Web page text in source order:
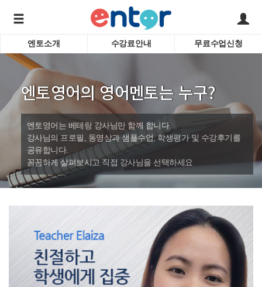
학습도우미 G1
바로가기
서비스안내
강사소개
회사소개
어린이
인터뷰
시험영
영자신
수업
엔토소개 수강료안내 무료수업신청
엔토영어의 영어멘토는 누구?
엔토영어는 베테랑 강사님만 함께 합니다.
강사님의 프로필, 동영상과 샘플수업, 학생평가 및 수강후기를
공유합니다.
꼼꼼하게 살펴보시고 직접 강사님을 선택하세요